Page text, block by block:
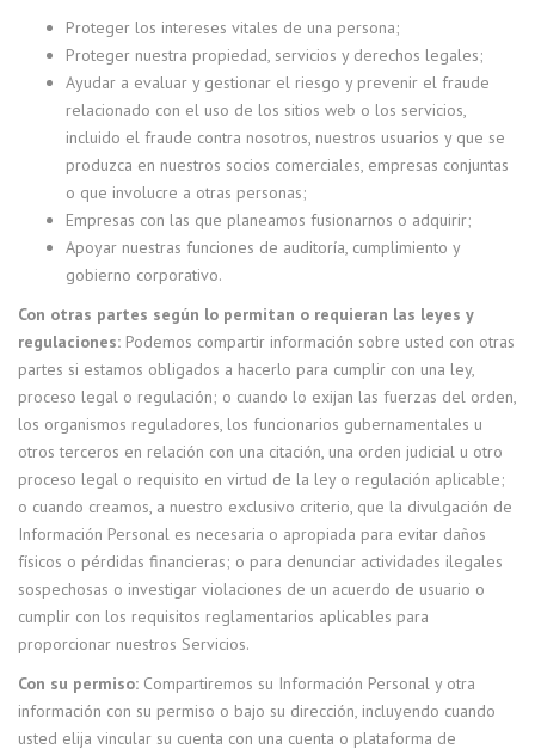
Proteger los intereses vitales de una persona;
Proteger nuestra propiedad, servicios y derechos legales;
Ayudar a evaluar y gestionar el riesgo y prevenir el fraude
relacionado con el uso de los sitios web o los servicios,
incluido el fraude contra nosotros, nuestros usuarios y que se
produzca en nuestros socios comerciales, empresas conjuntas
o que involucre a otras personas;
Empresas con las que planeamos fusionarnos o adquirir;
Apoyar nuestras funciones de auditoría, cumplimiento y
gobierno corporativo.
Con otras partes según lo permitan o requieran las leyes y
regulaciones: Podemos compartir información sobre usted con otras
partes si estamos obligados a hacerlo para cumplir con una ley,
proceso legal o regulación; o cuando lo exijan las fuerzas del orden,
los organismos reguladores, los funcionarios gubernamentales u
otros terceros en relación con una citación, una orden judicial u otro
proceso legal o requisito en virtud de la ley o regulación aplicable;
o cuando creamos, a nuestro exclusivo criterio, que la divulgación de
Información Personal es necesaria o apropiada para evitar daños
físicos o pérdidas financieras; o para denunciar actividades ilegales
sospechosas o investigar violaciones de un acuerdo de usuario o
cumplir con los requisitos reglamentarios aplicables para
proporcionar nuestros Servicios.
Con su permiso: Compartiremos su Información Personal y otra
información con su permiso o bajo su dirección, incluyendo cuando
usted elija vincular su cuenta con una cuenta o plataforma de